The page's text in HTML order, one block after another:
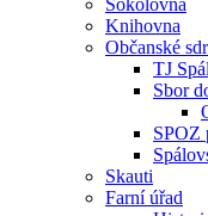
Sokolovna
Knihovna
Občanské
TJ
Sbor
SPOZ
Skauti
Farní úřad